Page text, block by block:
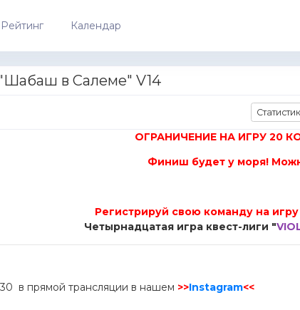
Рейтинг Календар
"Шабаш в Салеме" V14
ОГРАНИЧЕНИЕ НА ИГРУ 20
Финиш будет у моря!
Регистрируй свою команду на
Четырнадцатая игра квест-лиги "
в прямой трансляции в нашем >>Instagram<<